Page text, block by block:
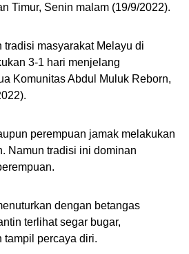
Timur, Senin malam (19/9/2022).
tradisi masyarakat Melayu di
3-1 hari menjelang
Komunitas Abdul Muluk Reborn,
perempuan jamak melakukan
Namun tradisi ini dominan
dengan betangas
terlihat segar bugar,
tampil percaya diri.